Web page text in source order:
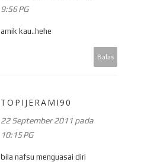
9:56 PG
amik kau..hehe
Balas
TOPIJERAMI90
22 September 2011 pada
10:15 PG
bila nafsu menguasai diri